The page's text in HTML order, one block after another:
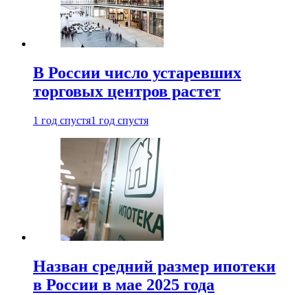
В России число устаревших
торговых центров растет
1 год спустя1 год спустя
Назван средний размер ипотеки
в России в мае 2025 года